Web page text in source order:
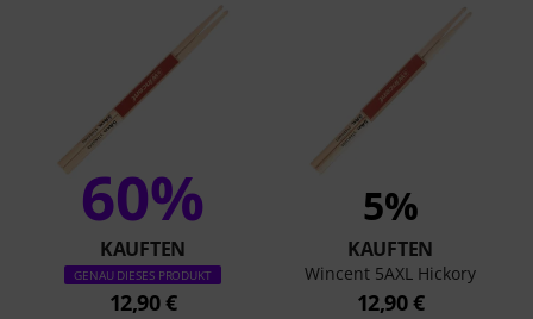
60%
KAUFTEN
GENAU DIESES PRODUKT
12,90 €
5%
KAUFTEN
Wincent 5AXL Hickory
12,90 €